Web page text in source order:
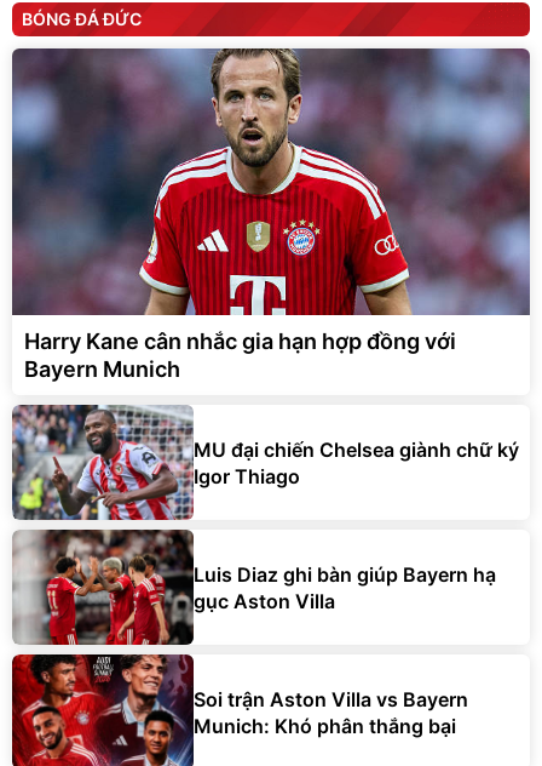
BÓNG ĐÁ ĐỨC
Harry Kane cân nhắc gia hạn hợp đồng với
Bayern Munich
MU đại chiến Chelsea giành chữ ký
Igor Thiago
Luis Diaz ghi bàn giúp Bayern hạ
gục Aston Villa
Soi trận Aston Villa vs Bayern
Munich: Khó phân thắng bại